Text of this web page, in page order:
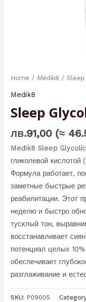
Home / Medik8 / Sleep
Medik8
Sleep
лв.91,00 (≈
Medik8 Sleep
гликолевой
Формула работает,
заметные быстрые
реабилитации. Этот
неделю и быстро
тусклый тон,
восстанавливает
потенциал целых
обеспечивает
разглаживание и
SKU: P09005